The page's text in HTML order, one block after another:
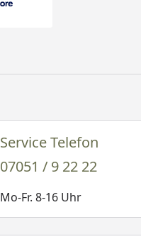
Service Telefon
07051 / 9 22 22
Mo-Fr. 8-16 Uhr